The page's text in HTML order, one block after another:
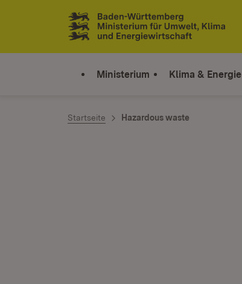
Zum Inhalt springen
Link zur Startseite
Ministerium Klima & Energie
Startseite Hazardous waste